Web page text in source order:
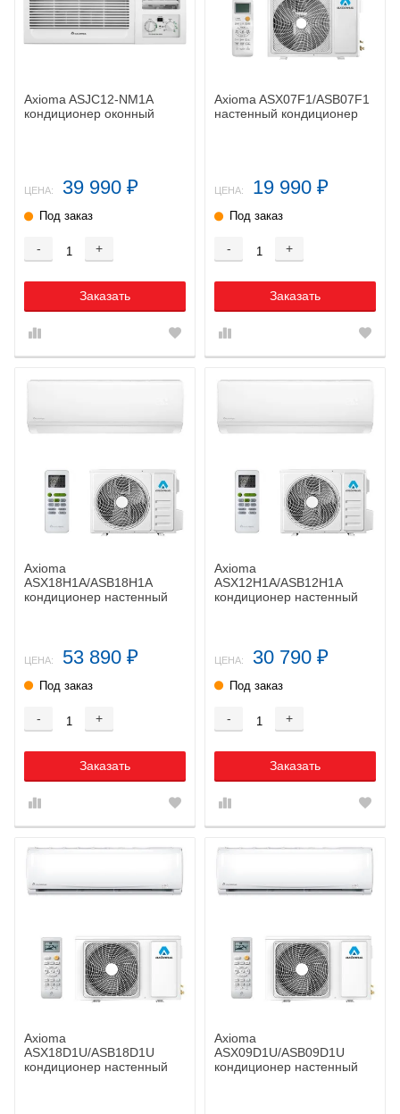
Axioma ASJC12-NM1A
кондиционер оконный
ЦЕНА: 39 990 ₽
Под заказ
- +
Заказать
Axioma ASX07F1/ASB07F1
настенный кондиционер
ЦЕНА: 19 990 ₽
Под заказ
- +
Заказать
Axioma
ASX18H1A/ASB18H1A
кондиционер настенный
ЦЕНА: 53 890 ₽
Под заказ
- +
Заказать
Axioma
ASX12H1A/ASB12H1A
кондиционер настенный
ЦЕНА: 30 790 ₽
Под заказ
- +
Заказать
Axioma
ASX18D1U/ASB18D1U
кондиционер настенный
Axioma
ASX09D1U/ASB09D1U
кондиционер настенный